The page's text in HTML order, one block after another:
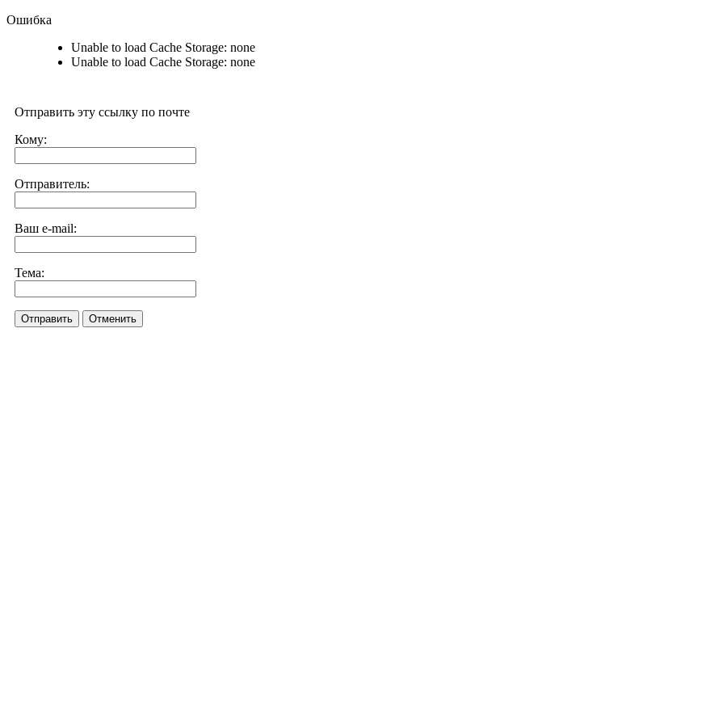
Ошибка
Unable to load Cache Storage: none
Unable to load Cache Storage: none
Отправить эту ссылку по почте
Кому:
Отправитель:
Ваш e-mail:
Тема:
Отправить Отменить